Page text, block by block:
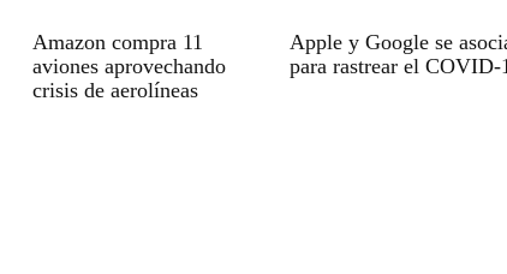
Amazon compra 11
aviones aprovechando
crisis de aerolíneas
Apple y Google se
para rastrear el COVID-